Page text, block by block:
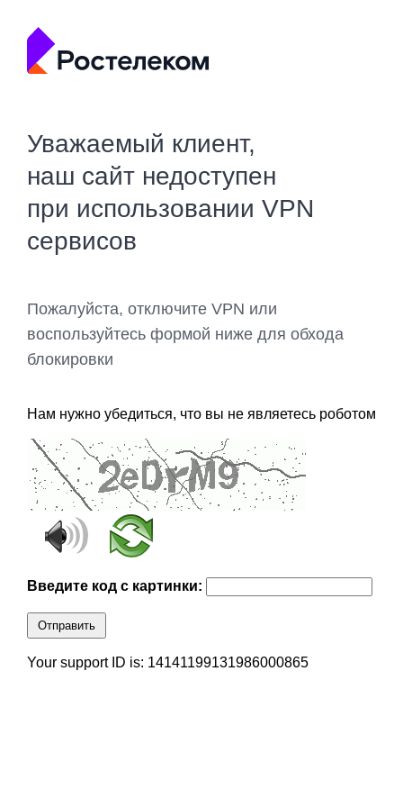
Уважаемый клиент,
наш сайт недоступен
при использовании VPN
сервисов
Пожалуйста, отключите VPN или
воспользуйтесь формой ниже для обхода
блокировки
Нам нужно убедиться, что вы не являетесь роботом
Введите код с картинки:
Отправить
Your support ID is: 14141199131986000865